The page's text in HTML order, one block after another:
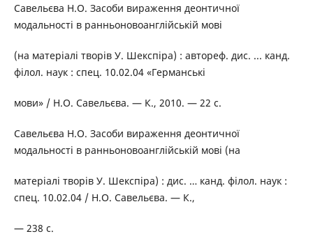
Савельєва Н.О. Засоби вираження деонтичної
модальності в ранньоновоанглійській мові
(на матеріалі творів У. Шекспіра) : автореф. дис. ... канд.
філол. наук : спец. 10.02.04 «Германські
мови» / Н.О. Савельєва. — К., 2010. — 22 с.
Савельєва Н.О. Засоби вираження деонтичної
модальності в ранньоновоанглійській мові (на
матеріалі творів У. Шекспіра) : дис. … канд. філол. наук :
спец. 10.02.04 / Н.О. Савельєва. — К.,
— 238 с.